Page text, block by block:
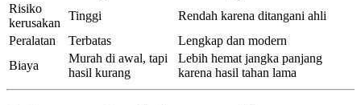
Risiko
kerusakan
Tinggi
Rendah karena ditangani ahli
Peralatan
Terbatas
Lengkap dan modern
Biaya
Murah di awal, tapi
hasil kurang
Lebih hemat jangka panjang
karena hasil tahan lama